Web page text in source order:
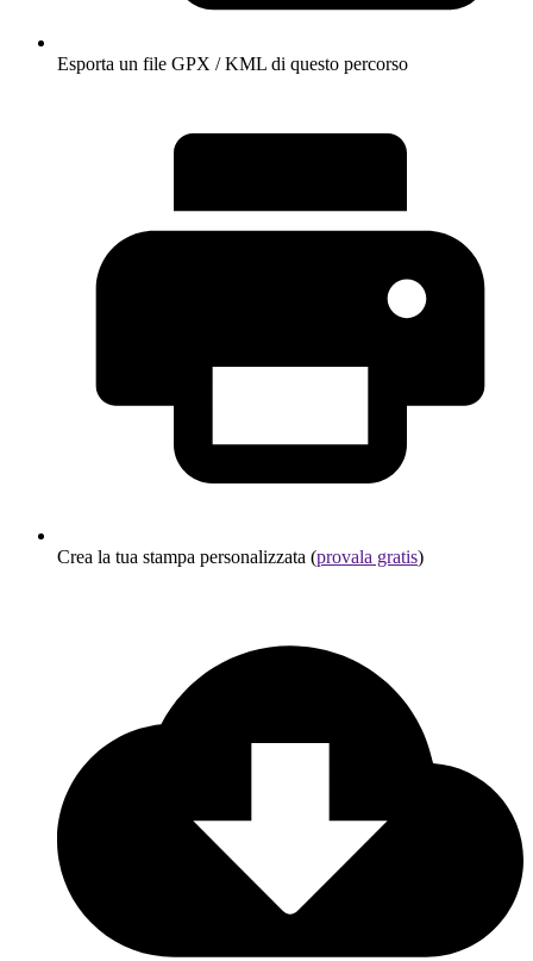
Esporta un file GPX / KML di questo percorso
Crea la tua stampa personalizzata (provala gratis)